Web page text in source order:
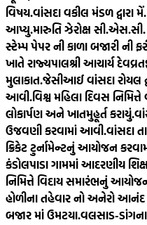
વિષય.વાંસદા વકીલ મંડળ દ્વારા
આપ્યુ.મારુતિ ઝેરોક્ષ
સ્ટેમ્પ પેપર ની કાળા બજારી ની
ખાતે રાજ્યપાલશ્રી આચાર્ય
મુલાકાત.જેસીઆઈ વાંસદા રોયલ
આવી.વિશ્વ મહિલા દિવસ
લોકાર્પણ અને ખાતમુહૂર્ત કરાયું.
ઉજવણી કરવામાં આવી.વાંસદા
ક્રિકેટ ટુર્નામેન્ટનું આયોજન
કંડોલપાડા ગામમાં આદરણીય
નિમિત્તે વિદાય સમારંભનું
હોળીના તહેવાર નો અનેરો આનંદ
બજાર માં ઉમટયા.વલસાડ-